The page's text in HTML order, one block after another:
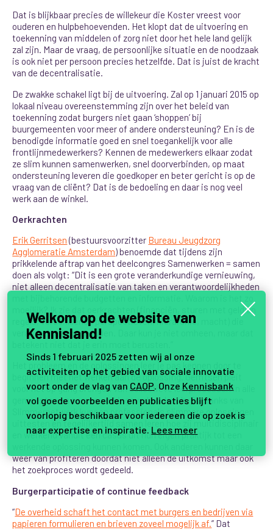
Dat is blijkbaar precies de willekeur die Koster vreest voor
ouderen en hulpbehoevenden. Het klopt dat de uitvoering en
toekenning van middelen of zorg niet door het hele land gelijk
zal zijn. Maar de vraag, de persoonlijke situatie en de noodzaak
is ook niet per persoon precies hetzelfde. Dat is juist de kracht
van de decentralisatie.
De zwakke schakel ligt bij de uitvoering. Zal op 1 januari 2015 op
lokaal niveau overeenstemming zijn over het beleid van
toekenning zodat burgers niet gaan ‘shoppen’ bij
buurgemeenten voor meer of andere ondersteuning? En is de
benodigde informatie goed en snel toegankelijk voor alle
frontlijnmedewerkers? Kennen de medewerkers elkaar zodat
ze slim kunnen samenwerken, snel doorverbinden, op maat
ondersteuning leveren die goedkoper en beter gericht is op de
vraag van de cliënt? Dat is de bedoeling en daar is nog veel
werk aan de winkel.
Oerkrachten
Erik Gerritsen(bestuursvoorzitter Bureau Jeugdzorg
Agglomeratie Amsterdam) benoemde dat tijdens zijn
prikkelende aftrap van het deelcongres Samenwerken = samen
doen als volgt: “Dit is een grote veranderkundige vernieuwing,
niet alleen decentralisatie van taken en verantwoordelijkheden
moeilijk? Ik zie dat oerkrachten (financiën, sturen met geld en
regels, verschillende perspectieven, hiërarchie, macht) die
verandering tegenhouden. Daar kun je niet omheen, maar dat
Het probleem en de oplossingen leer je pas kennen door te
beginnen met het werken aan de oplossing. Gerritsen pleit
voor het op gang brengen van collectieve leerprocessen in alle
gemeenten en samenwerkingsverbanden. In Doetanks van
Slimmernetwerk kunnen professionals slimmere oplossingen
uittesten en tegelijkertijd samen leren hoe zij multidisciplinair
en werkend vanuit een casus uit hun eigen praktijk tot een
weer van profiteren doordat niet alleen de uitkomst maar ook
het zoekproces wordt gedeeld.
Burgerparticipatie of continue feedback
“De overheid schaft het contact met burgers en bedrijven via
papieren formulieren en brieven zoveel mogelijk af.” Dat
Welkom op de website van
Kennisland!
Sinds 1 februari 2025 zetten wij al onze
activiteiten op het gebied van sociale innovatie
voort onder de vlag van CAOP . Onze Kennisbank
vol goede voorbeelden en publicaties blijft
voorlopig beschikbaar voor iedereen die op zoek is
naar expertise en inspiratie. Lees meer